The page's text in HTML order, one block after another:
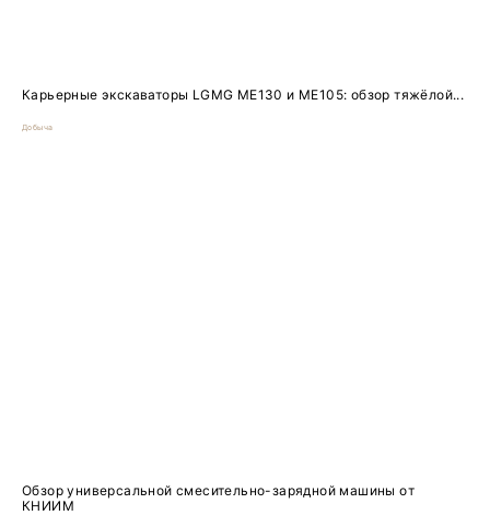
Карьерные экскаваторы LGMG ME130 и ME105: обзор тяжёлой...
Добыча
Обзор универсальной смесительно-зарядной машины от
КНИИМ